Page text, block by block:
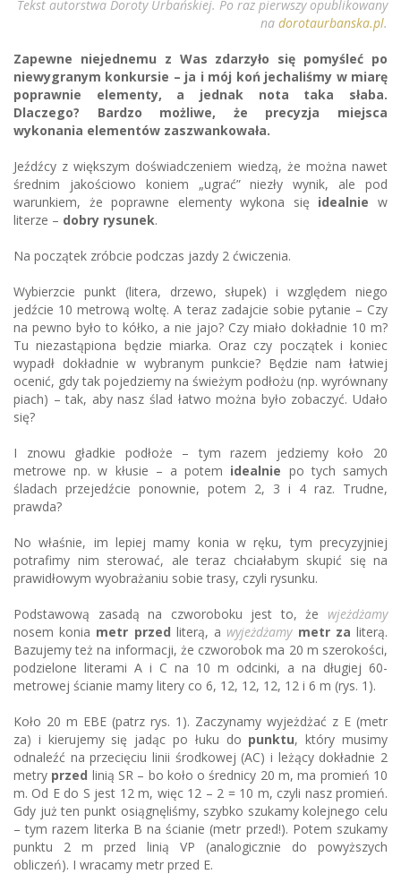
Tekst autorstwa Doroty Urbańskiej. Po raz pierwszy opublikowany
na dorotaurbanska.pl.
Zapewne niejednemu z Was zdarzyło się pomyśleć po
niewygranym konkursie – ja i mój koń jechaliśmy w miarę
poprawnie elementy, a jednak nota taka słaba.
Dlaczego? Bardzo możliwe, że precyzja miejsca
wykonania elementów zaszwankowała.
Jeźdźcy z większym doświadczeniem wiedzą, że można nawet
średnim jakościowo koniem „ugrać” niezły wynik, ale pod
warunkiem, że poprawne elementy wykona się idealnie w
literze – dobry rysunek.
Na początek zróbcie podczas jazdy 2 ćwiczenia.
Wybierzcie punkt (litera, drzewo, słupek) i względem niego
jedźcie 10 metrową woltę. A teraz zadajcie sobie pytanie – Czy
na pewno było to kółko, a nie jajo? Czy miało dokładnie 10 m?
Tu niezastąpiona będzie miarka. Oraz czy początek i koniec
wypadł dokładnie w wybranym punkcie? Będzie nam łatwiej
ocenić, gdy tak pojedziemy na świeżym podłożu (np. wyrównany
piach) – tak, aby nasz ślad łatwo można było zobaczyć. Udało
się?
I znowu gładkie podłoże – tym razem jedziemy koło 20
metrowe np. w kłusie – a potem idealnie po tych samych
śladach przejedźcie ponownie, potem 2, 3 i 4 raz. Trudne,
prawda?
No właśnie, im lepiej mamy konia w ręku, tym precyzyjniej
potrafimy nim sterować, ale teraz chciałabym skupić się na
prawidłowym wyobrażaniu sobie trasy, czyli rysunku.
Podstawową zasadą na czworoboku jest to, że wjeżdżamy
nosem konia metr przed literą, a wyjeżdżamy metr za literą.
Bazujemy też na informacji, że czworobok ma 20 m szerokości,
podzielone literami A i C na 10 m odcinki, a na długiej 60-
metrowej ścianie mamy litery co 6, 12, 12, 12, 12 i 6 m (rys. 1).
Koło 20 m EBE (patrz rys. 1). Zaczynamy wyjeżdżać z E (metr
za) i kierujemy się jadąc po łuku do punktu, który musimy
odnaleźć na przecięciu linii środkowej (AC) i leżący dokładnie 2
metry przed linią SR – bo koło o średnicy 20 m, ma promień 10
m. Od E do S jest 12 m, więc 12 – 2 = 10 m, czyli nasz promień.
Gdy już ten punkt osiągnęliśmy, szybko szukamy kolejnego celu
– tym razem literka B na ścianie (metr przed!). Potem szukamy
punktu 2 m przed linią VP (analogicznie do powyższych
obliczeń). I wracamy metr przed E.